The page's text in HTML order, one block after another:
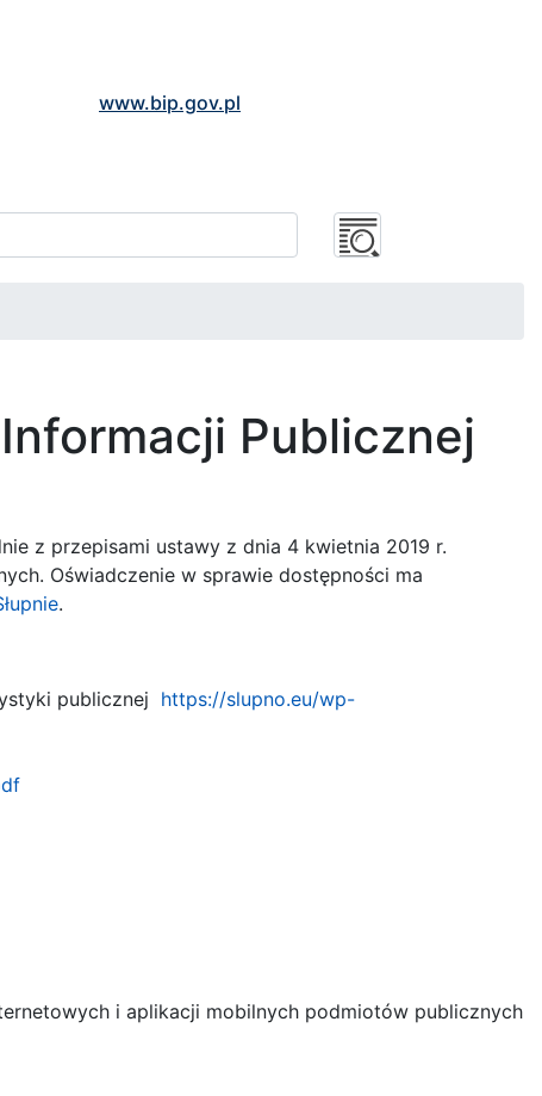
www.bip.gov.pl
Publicznej
z przepisami ustawy z dnia 4 kwietnia 2019 r.
Oświadczenie w sprawie dostępności ma
.
publicznej https://slupno.eu/wp-
i aplikacji mobilnych podmiotów publicznych